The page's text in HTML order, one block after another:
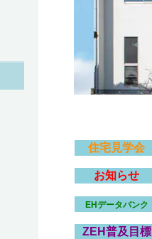
住宅見学会
お知らせ
EHデータバンク
ZEH普及目標